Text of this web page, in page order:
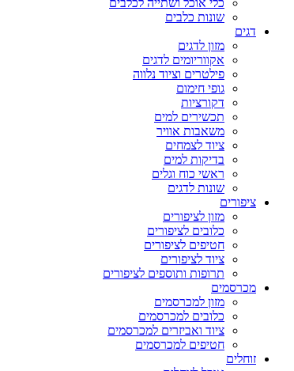
כלי אוכל ושתייה לכלבים
שונות כלבים
דגים
מזון לדגים
אקווריומים לדגים
פילטרים וציוד נלווה
גופי חימום
דקורציות
תכשירים למים
משאבות אוויר
ציוד לצמחים
בדיקות למים
ראשי כוח וגלים
שונות לדגים
ציפורים
מזון לציפורים
כלובים לציפורים
חטיפים לציפורים
ציוד לציפורים
תרופות ותוספים לציפורים
מכרסמים
מזון למכרסמים
כלובים למכרסמים
ציוד ואביזרים למכרסמים
חטיפים למכרסמים
זוחלים